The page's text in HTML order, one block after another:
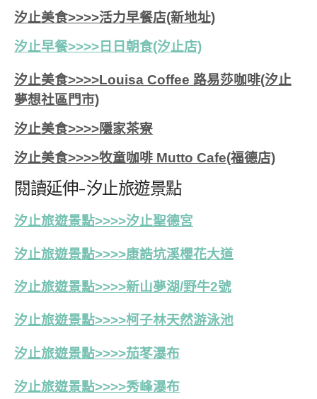
汐止美食>>>>活力早餐店(新地址)
汐止早餐>>>>日日朝食(汐止店)
汐止美食>>>>Louisa Coffee 路易莎咖啡(汐止
夢想社區門市)
汐止美食>>>>隱家茶寮
汐止美食>>>>牧童咖啡 Mutto Cafe(福德店)
閱讀延伸-汐止旅遊景點
汐止旅遊景點>>>>汐止聖德宮
汐止旅遊景點>>>>康誥坑溪櫻花大道
汐止旅遊景點>>>>新山夢湖/野牛2號
汐止旅遊景點>>>>柯子林天然游泳池
汐止旅遊景點>>>>茄苳瀑布
汐止旅遊景點>>>>秀峰瀑布